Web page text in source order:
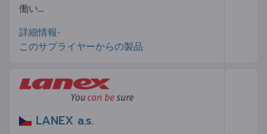
働い...
詳細情報-
このサプライヤーからの製品
LANEX a.s.